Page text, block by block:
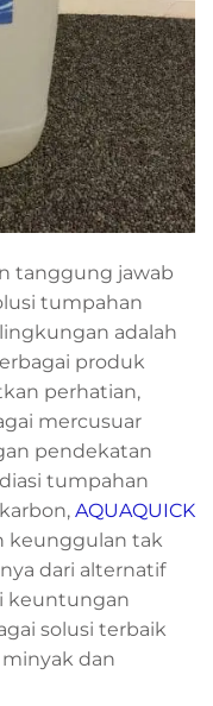
tanggung jawab
tumpahan
adalah
produk
perhatian,
mercusuar
pendekatan
tumpahan
AQUAQUICK
keunggulan tak
dari alternatif
keuntungan
solusi terbaik
dan